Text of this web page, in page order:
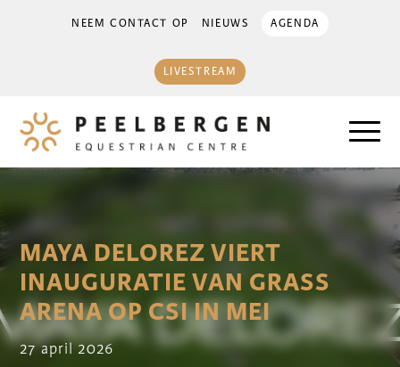
NEEM CONTACT OP NIEUWS AGENDA
LIVESTREAM
MAYA DELOREZ VIERT
INAUGURATIE VAN GRASS
ARENA OP CSI IN MEI
27 april 2026